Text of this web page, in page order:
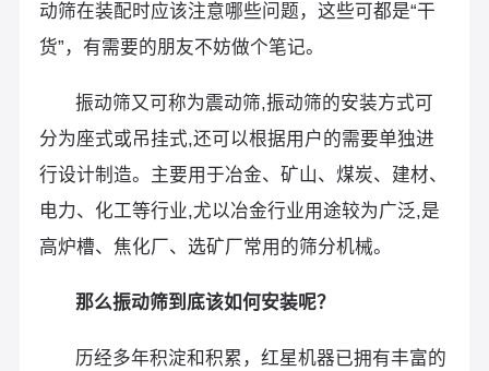
动筛在装配时应该注意哪些问题，这些可都是“干
货”，有需要的朋友不妨做个笔记。
振动筛又可称为震动筛,振动筛的安装方式可
分为座式或吊挂式,还可以根据用户的需要单独进
行设计制造。主要用于冶金、矿山、煤炭、建材、
电力、化工等行业,尤以冶金行业用途较为广泛,是
高炉槽、焦化厂、选矿厂常用的筛分机械。
那么振动筛到底该如何安装呢？
历经多年积淀和积累，红星机器已拥有丰富的